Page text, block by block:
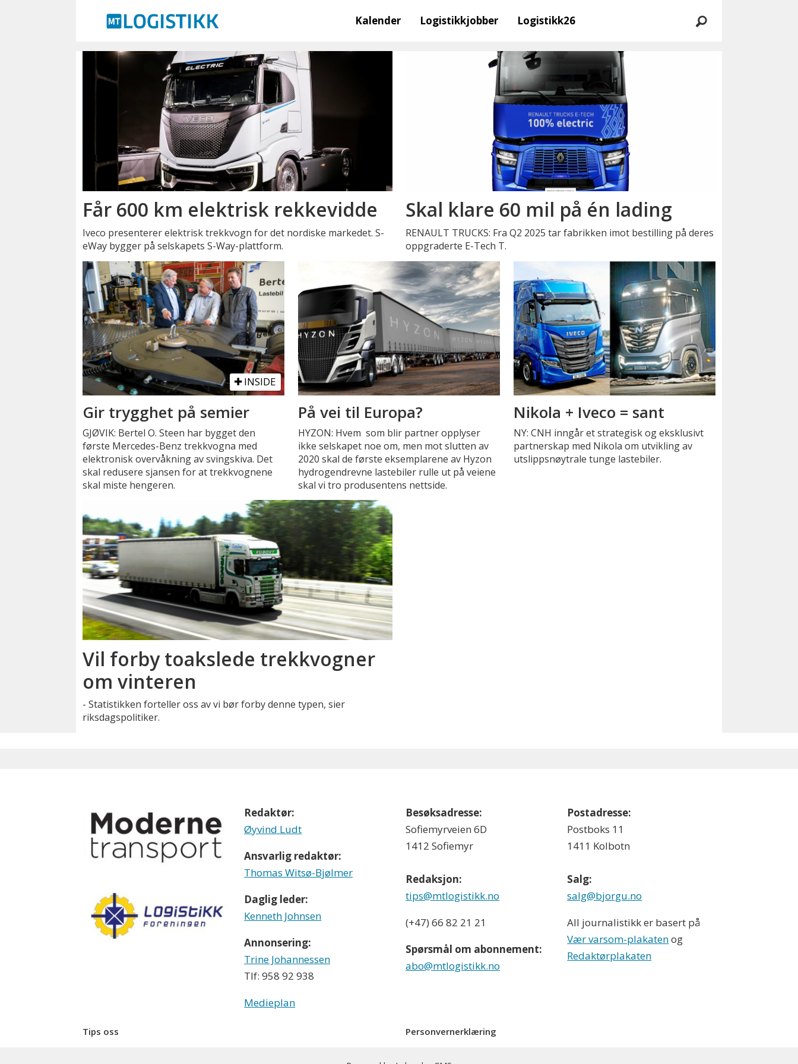
Kalender Logistikkjobber Logistikk26
trekkvogn
Får 600 km elektrisk rekkevidde
Iveco presenterer elektrisk trekkvogn for det nordiske markedet. S-
eWay bygger på selskapets S-Way-plattform.
Skal klare 60 mil på én lading
RENAULT TRUCKS: Fra Q2 2025 tar fabrikken imot bestilling på deres
oppgraderte E-Tech T.
INSIDE
Gir trygghet på semier
GJØVIK: Bertel O. Steen har bygget den
første Mercedes-Benz trekkvogna med
elektronisk overvåkning av svingskiva. Det
skal redusere sjansen for at trekkvognene
skal miste hengeren.
På vei til Europa?
HYZON: Hvem som blir partner opplyser
ikke selskapet noe om, men mot slutten av
2020 skal de første eksemplarene av Hyzon
hydrogendrevne lastebiler rulle ut på veiene
skal vi tro produsentens nettside.
Nikola + Iveco = sant
NY: CNH inngår et strategisk og eksklusivt
partnerskap med Nikola om utvikling av
utslippsnøytrale tunge lastebiler.
Vil forby toakslede trekkvogner
om vinteren
- Statistikken forteller oss av vi bør forby denne typen, sier
riksdagspolitiker.
Redaktør:
Øyvind Ludt
Ansvarlig redaktør:
Thomas Witsø-Bjølmer
Daglig leder:
Kenneth Johnsen
Annonsering:
Trine Johannessen
Tlf: 958 92 938
Medieplan
Besøksadresse:
Sofiemyrveien 6D
1412 Sofiemyr
Redaksjon:
tips@mtlogistikk.no
(+47) 66 82 21 21
Spørsmål om abonnement:
abo@mtlogistikk.no
Postadresse:
Postboks 11
1411 Kolbotn
Salg:
salg@bjorgu.no
All journalistikk er basert på
Vær varsom-plakatenog
Redaktørplakaten
Tips oss Personvernerklæring